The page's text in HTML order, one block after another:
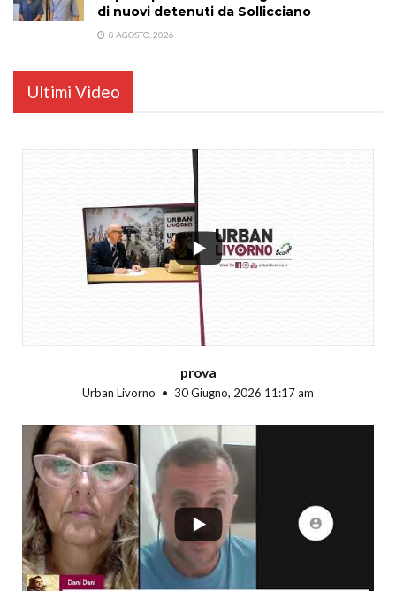
di nuovi detenuti da Sollicciano
8 AGOSTO, 2026
Ultimi Video
prova
Urban Livorno 30 Giugno, 2026 11:17 am